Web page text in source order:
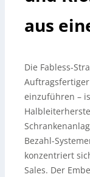
aus
Die Fabless-
einzuführen –
Bezahl-
konzentriert
Sales. Der